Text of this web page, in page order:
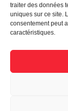
traiter des données
uniques sur ce site.
consentement peut
caractéristiques.